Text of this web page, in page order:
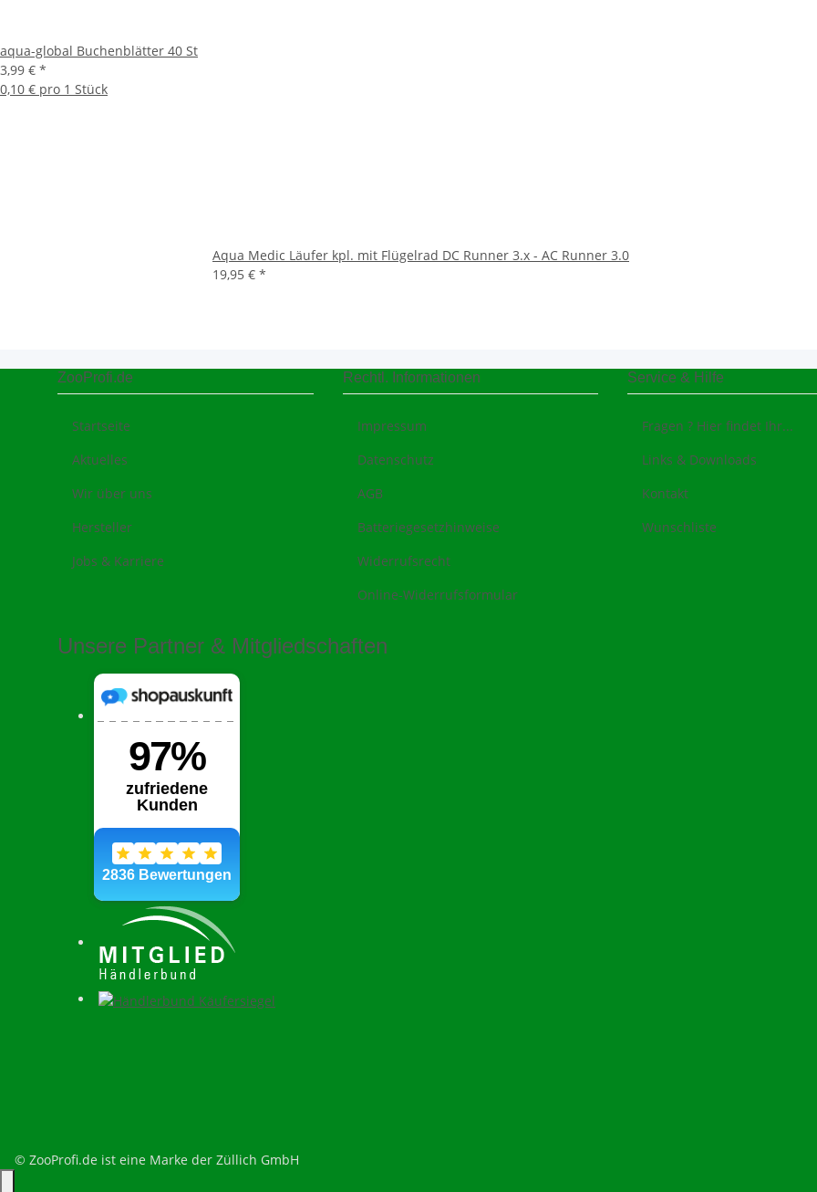
aqua-global Buchenblätter 40 St
3,99 € *
0,10 € pro 1 Stück
Aqua Medic Läufer kpl. mit Flügelrad DC Runner 3.x - AC Runner 3.0
19,95 € *
ZooProfi.de
Startseite
Aktuelles
Wir über uns
Hersteller
Jobs & Karriere
Rechtl. Informationen
Impressum
Datenschutz
AGB
Batteriegesetzhinweise
Widerrufsrecht
Online-Widerrufsformular
Service & Hilfe
Fragen ? Hier findet Ihr...
Links & Downloads
Kontakt
Wunschliste
Unsere Partner & Mitgliedschaften
© ZooProfi.de ist eine Marke der Züllich GmbH